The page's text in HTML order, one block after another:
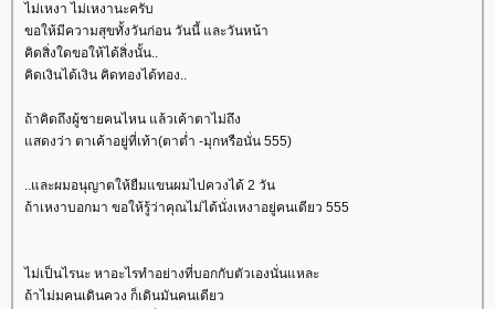
ไม่เหงา ไม่เหงานะครับ
ขอให้มีความสุขทั้งวันก่อน วันนี้ และวันหน้า
คิดสิ่งใดขอให้ได้สิ่งนั้น..
คิดเงินได้เงิน คิดทองได้ทอง..
ถ้าคิดถึงผู้ชายคนไหน แล้วเค้าตาไม่ถึง
สดงว่า ตาเค้าอยู่ที่เท้า(ตาต่ำ -มุกหรือนั่น 555)
..และผมอนุญาตให้ยืมแขนผมไปควงได้ 2 วัน
ถ้าเหงาบอกมา ขอให้รู้ว่าคุณไม่ได้นั่งเหงาอยู่คนเดียว 555
ไม่เป็นไรนะ หาอะไรทำอย่างที่บอกกับตัวเองนั่นแหละ
ถ้าไม่มคนเดินควง ก็เดินมันคนเดียว